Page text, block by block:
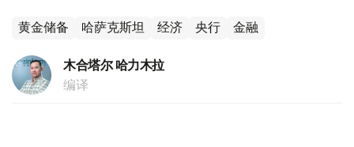
黄金储备 哈萨克斯坦 经济 央行 金融
木合塔尔 哈力木拉
编译